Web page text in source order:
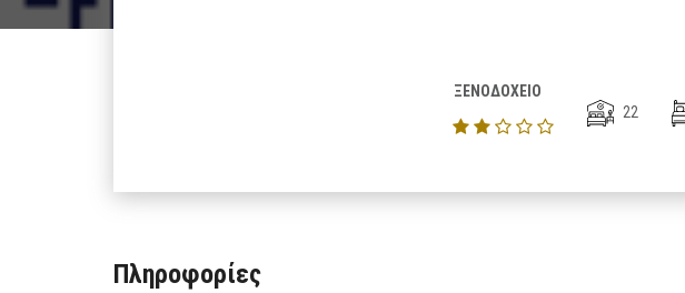
ΞΕΝΟΔΟΧΕΙΟ
22
Πληροφορίες